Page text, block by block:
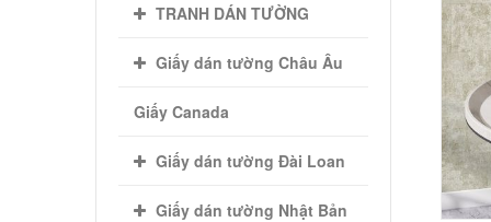
TRANH DÁN TƯỜNG
Giấy dán tường Châu Âu
Giấy Canada
Giấy dán tường Đài Loan
Giấy dán tường Nhật Bản